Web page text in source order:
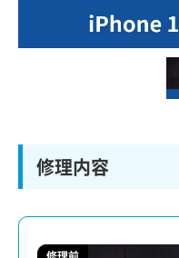
修理内容